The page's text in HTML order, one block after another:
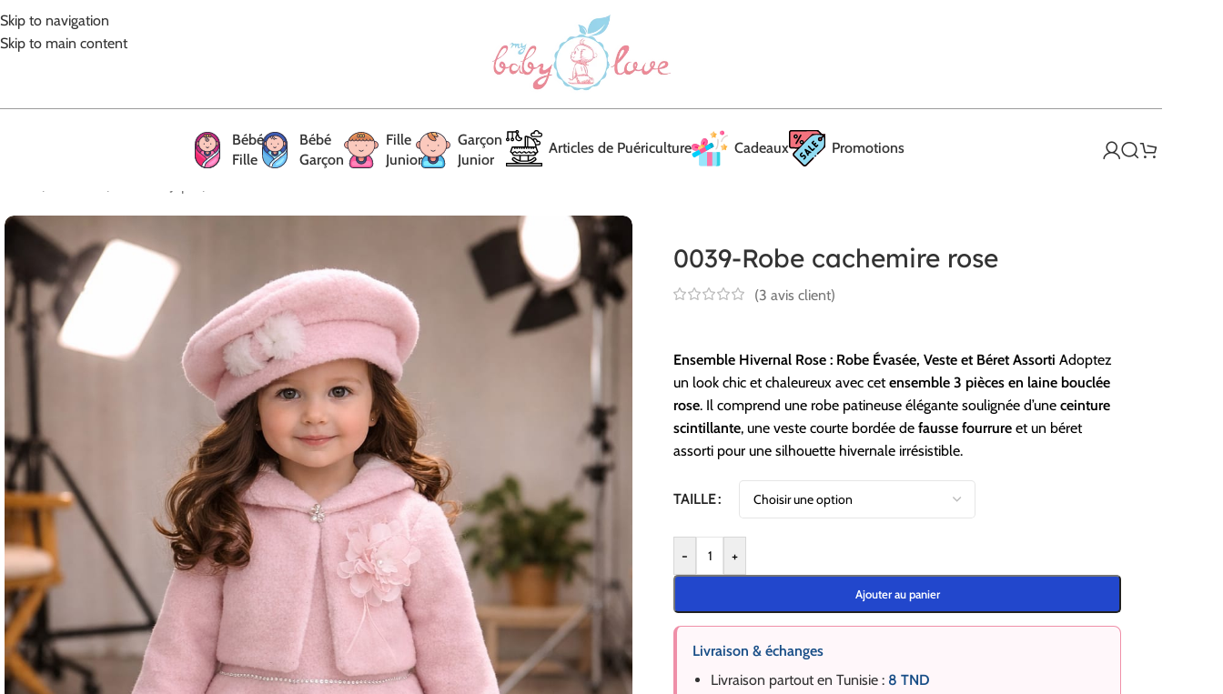
Skip to navigation
Skip to main content
Bébé
Fille
Bébé
Garçon
Fille
Junior
Garçon
Junior
Articles de Puériculture Cadeaux Promotions
0039-Robe cachemire rose
(3 avis client)
Ensemble Hivernal Rose : Robe Évasée, Veste et Béret Assorti Adoptez
un look chic et chaleureux avec cetensemble 3 pièces en laine bouclée
rose. Il comprend une robe patineuse élégante soulignée d’uneceinture
scintillante, une veste courte bordée defausse fourrure et un béret
assorti pour une silhouette hivernale irrésistible.
TAILLE
- +
Ajouter au panier
Livraison & échanges
Livraison partout en Tunisie : 8 TND